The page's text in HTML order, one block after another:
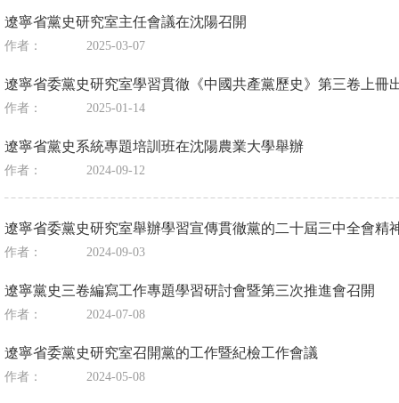
遼寧省黨史研究室主任會議在沈陽召開
作者： 2025-03-07
遼寧省委黨史研究室學習貫徹《中國共產黨歷史》第三卷上冊
作者： 2025-01-14
遼寧省黨史系統專題培訓班在沈陽農業大學舉辦
作者： 2024-09-12
遼寧省委黨史研究室舉辦學習宣傳貫徹黨的二十屆三中全會精
作者： 2024-09-03
遼寧黨史三卷編寫工作專題學習研討會暨第三次推進會召開
作者： 2024-07-08
遼寧省委黨史研究室召開黨的工作暨紀檢工作會議
作者： 2024-05-08